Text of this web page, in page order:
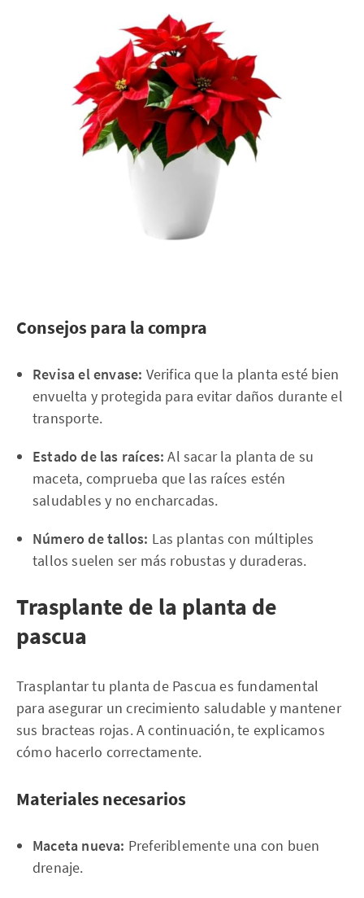
Consejos para la compra
Revisa el envase: Verifica que la planta esté bien
envuelta y protegida para evitar daños durante el
transporte.
Estado de las raíces: Al sacar la planta de su
maceta, comprueba que las raíces estén
saludables y no encharcadas.
Número de tallos: Las plantas con múltiples
tallos suelen ser más robustas y duraderas.
Trasplante de la planta de
pascua
Trasplantar tu planta de Pascua es fundamental
para asegurar un crecimiento saludable y mantener
sus bracteas rojas. A continuación, te explicamos
cómo hacerlo correctamente.
Materiales necesarios
Maceta nueva: Preferiblemente una con buen
drenaje.